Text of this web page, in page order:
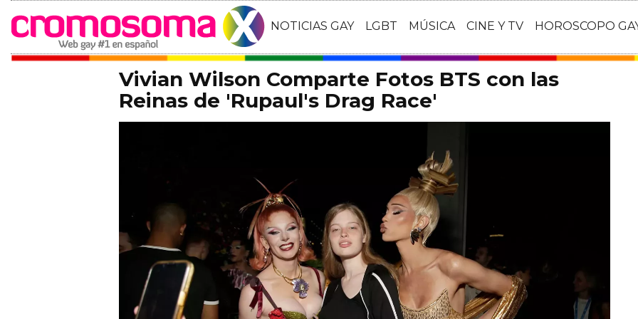
NOTICIAS GAY LGBT MÚSICA CINE Y TV HOROSCOPO
Vivian Wilson Comparte Fotos BTS con las
Reinas de 'Rupaul's Drag Race'